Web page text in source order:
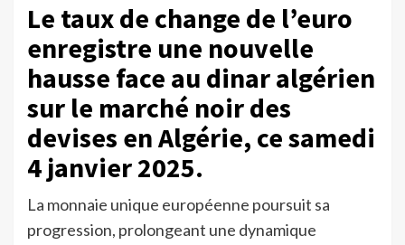
Le taux de change de l’euro
enregistre une nouvelle
hausse face au dinar algérien
sur le marché noir des
devises en Algérie, ce samedi
4 janvier 2025.
La monnaie unique européenne poursuit sa
progression, prolongeant une dynamique